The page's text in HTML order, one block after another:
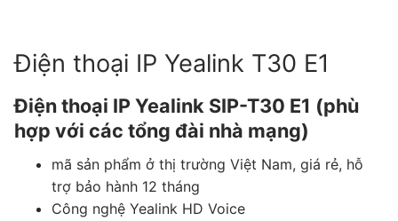
Điện thoại IP Yealink T30 E1
Điện thoại IP Yealink SIP-T30 E1 (phù
hợp với các tổng đài nhà mạng)
mã sản phẩm ở thị trường Việt Nam, giá rẻ, hỗ
trợ bảo hành 12 tháng
Công nghệ Yealink HD Voice